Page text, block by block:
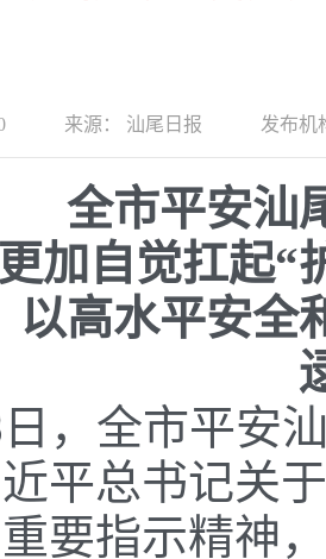
来源： 汕尾日报 发布机
全市平安汕
更加 自觉扛起“
以高水平安全
，全市平安
平总书记关
要指示精神，